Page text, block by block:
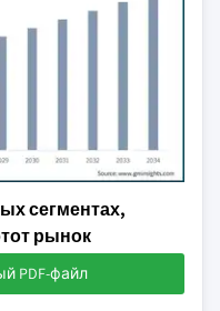
сегментах,
рынок
PDF-файл